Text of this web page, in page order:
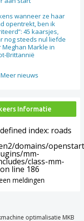
wanneer ze haar
opentrekt, ben ik
45 kaarsjes,
nog steeds nul liefde
Meghan Markle in
Brittannië
Meer nieuws
Informatie
index: roads
domains/
mm-
class-mm-
on line 186
meldingen
optimalisatie MKB